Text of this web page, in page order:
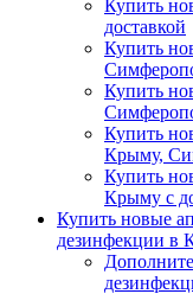
Купить
доставкой
Купить
Купить
Купить
Крыму,
Купить
Крыму с
Купить новые
дезинфекции в